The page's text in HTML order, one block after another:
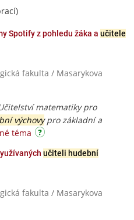
Spotify z pohledu žáka a učitele
fakulta / Masarykova
matematiky pro
výchovypro základní a
téma
učiteli hudební
fakulta / Masarykova